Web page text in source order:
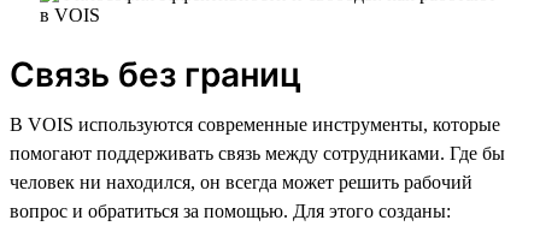
Связь без границ
В VOIS используются современные инструменты, которые
помогают поддерживать связь между сотрудниками. Где бы
человек ни находился, он всегда может решить рабочий
вопрос и обратиться за помощью. Для этого созданы: